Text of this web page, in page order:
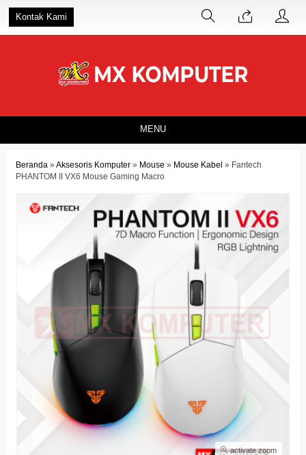
Kontak Kami
MENU
Beranda » Aksesoris Komputer » Mouse » Mouse Kabel » Fantech
PHANTOM II VX6 Mouse Gaming Macro
activate zoom